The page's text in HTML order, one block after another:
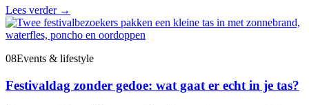
Lees verder →
08Events & lifestyle
Festivaldag zonder gedoe: wat gaat er echt in je tas?